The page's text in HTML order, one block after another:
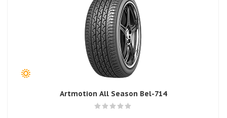
Artmotion All Season Bel-714